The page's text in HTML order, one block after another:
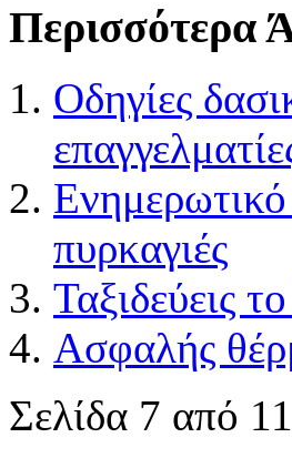
Περισσότερα
Οδηγίες
πυρκαγιές
Ταξιδεύεις
Ασφαλής
Σελίδα 7 από 11